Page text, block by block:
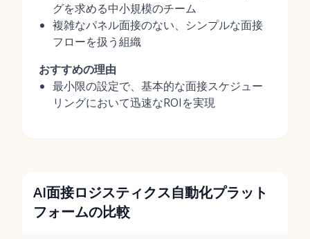
グを求める中小規模のチーム
複雑なパネル面接のない、シンプルな面接
フローを扱う組織
おすすめの理由
最小限の設定で、基本的な面接スケジュー
リングにおいて迅速なROIを実現
AI面接ロジスティクス自動化プラット
フォームの比較